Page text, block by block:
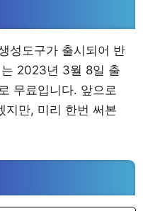
성도구가 출시되어 반
2023년 3월 8일 출
무료입니다. 앞으로
지만, 미리 한번 써본